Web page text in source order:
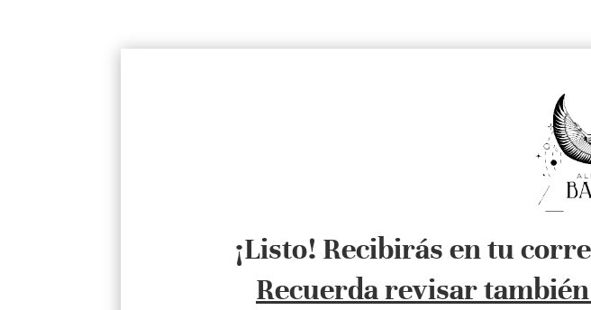
¡Listo! Recibirás en tu
Recuerda revisar